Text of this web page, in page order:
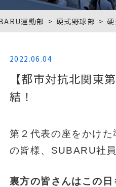
運動部 硬式野球部
2022.06.04
【都市対抗北関東
結！
第２代表の座をかけ
の皆様、SUBARU社
裏方の皆さんはこの日